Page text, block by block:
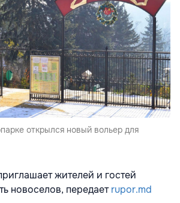
открылся новый вольер для
жителей и гостей
новоселов, передаетrupor.md